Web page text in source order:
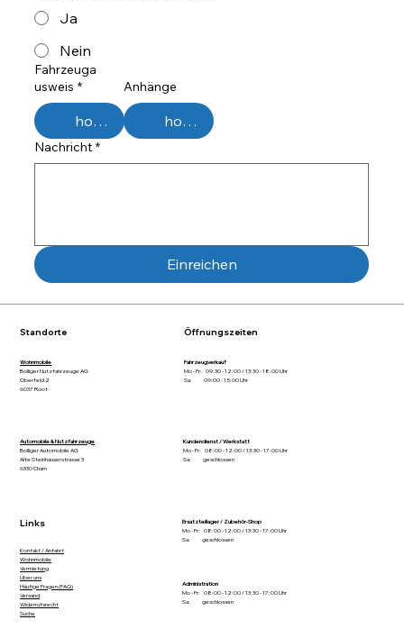
Ja
Nein
Fahrzeuga
usweis *
hochladen
Anhänge
hochladen
Nachricht *
Einreichen
Standorte Öffnungszeiten
Links
Wohnmobile
Bolliger Nutzfahrzeuge AG
Oberfeld 2
6037 Root
Fahrzeugverkauf
Mo - Fr: 09:30 - 12:00 / 13:30 - 18:00 Uhr
Sa: 09:00 - 15:00 Uhr
Ersatzteillager / Zubehör-Shop
Mo - Fr: 08:00 - 12:00 / 13:30 - 17:00 Uhr
Sa: geschlossen
Kontakt / Anfahrt
Wohnmobile
Vermietung
Über uns
Häufige Fragen (FAQ)
Versand
Widerrufsrecht
Suche
Automobile & Nutzfahrzeuge
Bolliger Automobile AG
Alte Steinhauserstrasse 3
6330 Cham
Kundendienst / Werkstatt
Mo - Fr: 08:00 - 12:00 / 13:30 - 17:00 Uhr
Sa: geschlossen
Administration
Mo - Fr: 08:00 - 12:00 / 13:30 - 17:00 Uhr
Sa: geschlossen